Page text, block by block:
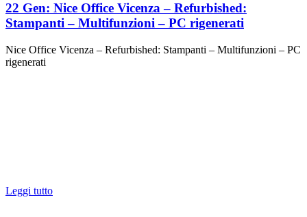
22 Gen: Nice Office Vicenza – Refurbished:
Stampanti – Multifunzioni – PC rigenerati
Nice Office Vicenza – Refurbished: Stampanti – Multifunzioni – PC
rigenerati
Leggi tutto